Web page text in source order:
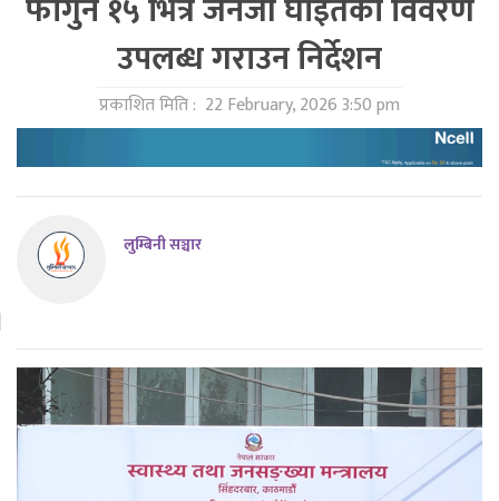
फागुन १५ भित्र जेनजी घाइतेको विवरण
उपलब्ध गराउन निर्देशन
प्रकाशित मिति : 22 February, 2026 3:50 pm
लुम्बिनी सञ्चार